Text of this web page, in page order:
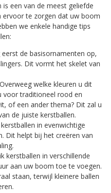
een van de meest geliefde
ervoor te zorgen dat uw boom
we enkele handige tips
de basisornamenten op,
Dit vormt het skelet van
welke kleuren u dit
voor traditioneel rood en
of een ander thema? Dit zal u
de juiste kerstballen.
in evenwichtige
Dit helpt bij het creëren van
kerstballen in verschillende
aan uw boom toe te voegen.
staan, terwijl kleinere ballen